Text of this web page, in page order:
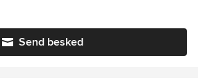
Send besked